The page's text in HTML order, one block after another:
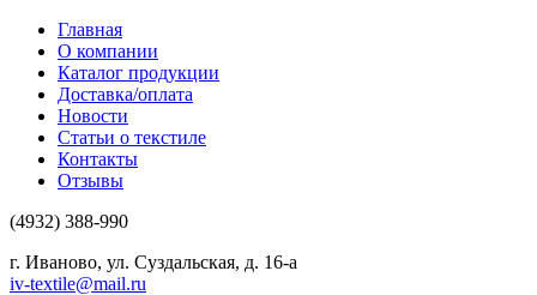
Главная
О компании
Каталог продукции
Доставка/оплата
Новости
Статьи о текстиле
Контакты
Отзывы
(4932) 388-990
г. Иваново, ул. Суздальская, д. 16-а
iv-textile@mail.ru